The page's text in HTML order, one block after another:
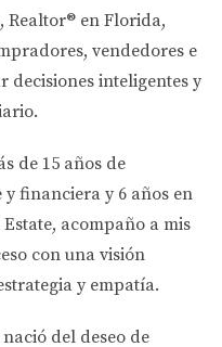
prometer un 10% o
si la moneda de tu país
en realidad perdiste
real, estable y libre
con herramientas
bancario de EE. UU.
extranjero,
una inicial y dejando
, Realtor® en Florida,
vendedores e
decisiones inteligentes y
de 15 años de
y financiera y 6 años en
, acompaño a mis
con una visión
y empatía.
del deseo de